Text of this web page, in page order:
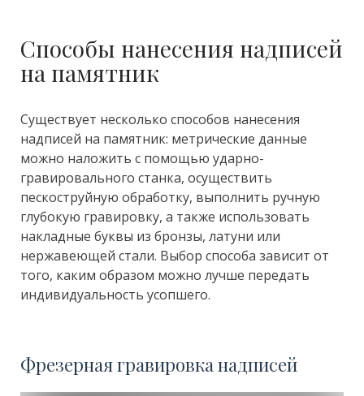
Способы нанесения надписей
на памятник
Существует несколько способов нанесения
надписей на памятник: метрические данные
можно наложить с помощью ударно-
гравировального станка, осуществить
пескоструйную обработку, выполнить ручную
глубокую гравировку, а также использовать
накладные буквы из бронзы, латуни или
нержавеющей стали. Выбор способа зависит от
того, каким образом можно лучше передать
индивидуальность усопшего.
Фрезерная гравировка надписей